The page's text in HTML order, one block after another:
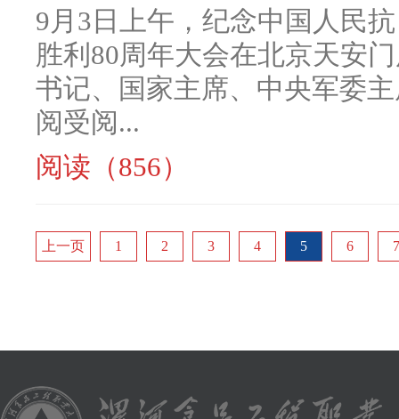
9月3日上午，纪念中国人民
胜利80周年大会在北京天安
书记、国家主席、中央军委
阅受阅...
阅读（856）
上一页 1 2 3 4 5 6 7